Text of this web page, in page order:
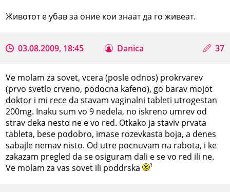
Животот е убав за оние кои знаат да го живеат.
03.08.2009, 18:45 Danica 37
Ve molam za sovet, vcera (posle odnos) prokrvarev
(prvo svetlo crveno, podocna kafeno), go barav mojot
doktor i mi rece da stavam vaginalni tableti utrogestan
200mg. Inaku sum vo 9 nedela, no iskreno umrev od
strav deka nesto ne e vo red. Otkako ja staviv prvata
tableta, bese podobro, imase rozevkasta boja, a denes
sabajle nemav nisto. Od utre pocnuvam na rabota, i ke
zakazam pregled da se osiguram dali e se vo red ili ne.
Ve molam za vas sovet ili poddrska